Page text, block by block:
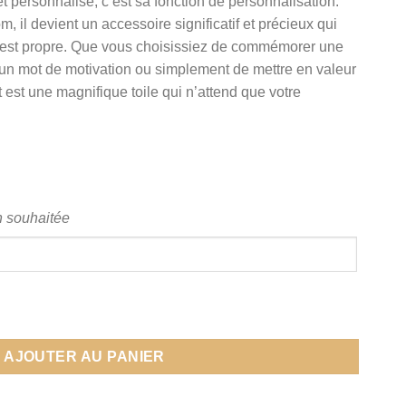
il devient un accessoire significatif et précieux qui
propre. Que vous choisissiez de commémorer une
mot de motivation ou simplement de mettre en valeur
une magnifique toile qui n’attend que votre
souhaitée
AJOUTER AU PANIER